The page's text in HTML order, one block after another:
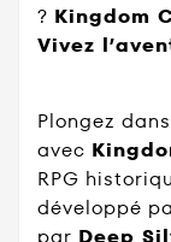
?️ Kingdom
Vivez
Plongez
avec
RPG
développé